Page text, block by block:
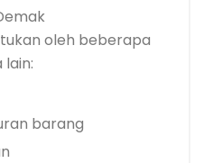
oleh beberapa
barang